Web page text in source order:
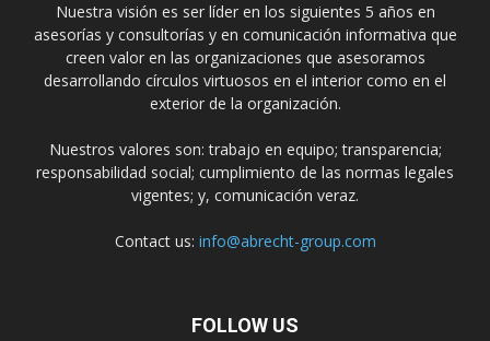
Nuestra visión es ser líder en los siguientes 5 años en
asesorías y consultorías y en comunicación informativa que
creen valor en las organizaciones que asesoramos
desarrollando círculos virtuosos en el interior como en el
exterior de la organización.
Nuestros valores son: trabajo en equipo; transparencia;
responsabilidad social; cumplimiento de las normas legales
vigentes; y, comunicación veraz.
Contact us: info@abrecht-group.com
FOLLOW US